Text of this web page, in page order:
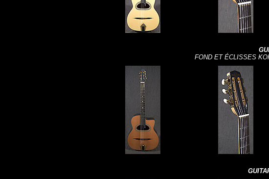
FOND ET ÉCLISSES